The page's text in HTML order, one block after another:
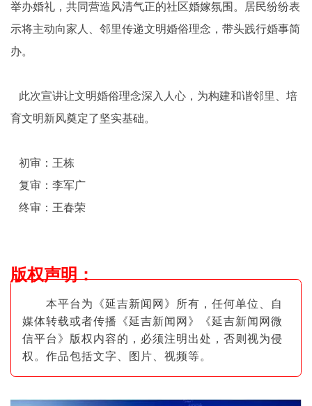
举办婚礼，共同营造风清气正的社区婚嫁氛围。居民纷纷表
示将主动向家人、邻里传递文明婚俗理念，带头践行婚事简
办。
此次宣讲让文明婚俗理念深入人心，为构建和谐邻里、培
育文明新风奠定了坚实基础。
初审：王栋
复审：李军广
终审：王春荣
版权声明：
本平台为《延吉新闻网》所有，任何单位、自
媒体转载或者传播《延吉新闻网》《延吉新闻网微
信平台》版权内容的，必须注明出处，否则视为侵
权。作品包括文字、图片、视频等。